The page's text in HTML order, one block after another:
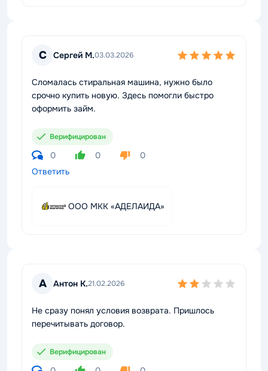
С Сергей М.03.03.2026
Сломалась стиральная машина, нужно было
срочно купить новую. Здесь помогли быстро
оформить займ.
Верифицирован
0 0
0
Ответить
ООО МКК «АДЕЛАИДА»
А Антон К.21.02.2026
Не сразу понял условия возврата. Пришлось
перечитывать договор.
Верифицирован